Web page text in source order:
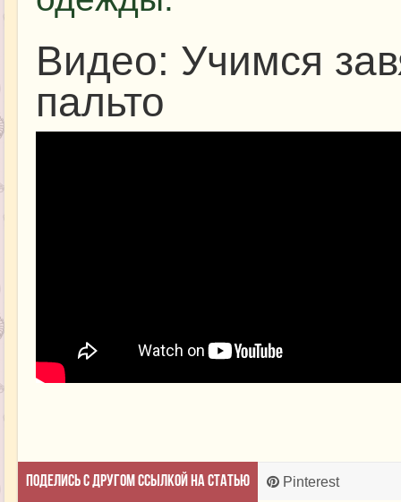
Видео: Учимся
пальто
Поделись с другом ссылкой на статью Pinterest